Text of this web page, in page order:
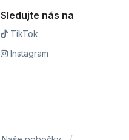
Sledujte nás na
TikTok
Instagram